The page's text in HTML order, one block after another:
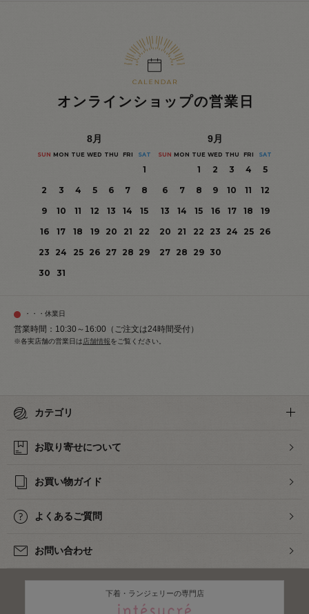
オンラインショップの営業日
8月
SUN MON TUE WED THU FRI SAT
1
2
3 4 5 6 7
8
9
10 11 12 13 14
15
16
17 18 19 20 21
22
23
24 25 26 27 28 29
30
31
9月
SUN MON TUE WED THU FRI SAT
1 2 3 4
5
6
7 8 9 10 11
12
13
14 15 16 17 18
19
20
21 22 23 24 25
26
27 28 29 30
・・・休業日
営業時間：10:30～16:00（ご注文は24時間受付）
※各実店舗の営業日は店舗情報をご覧ください。
カテゴリ
お取り寄せについて
お買い物ガイド
よくあるご質問
お問い合わせ
下着・ランジェリーの専門店